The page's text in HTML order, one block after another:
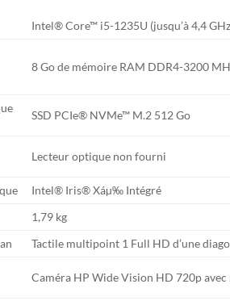
Intel® Core™ i5-1235U (jusqu’à 4,4
8 Go de mémoire RAM DDR4-3200
SSD PCIe® NVMe™ M.2 512 Go
Lecteur optique non fourni
Intel® Iris® Xáµ‰ Intégré
1,79 kg
Tactile multipoint 1 Full HD d’une
Caméra HP Wide Vision HD 720p